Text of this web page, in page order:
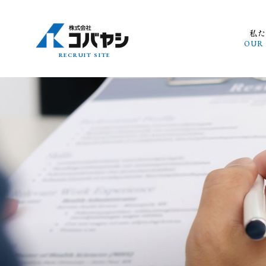
RECRUIT SITE
私